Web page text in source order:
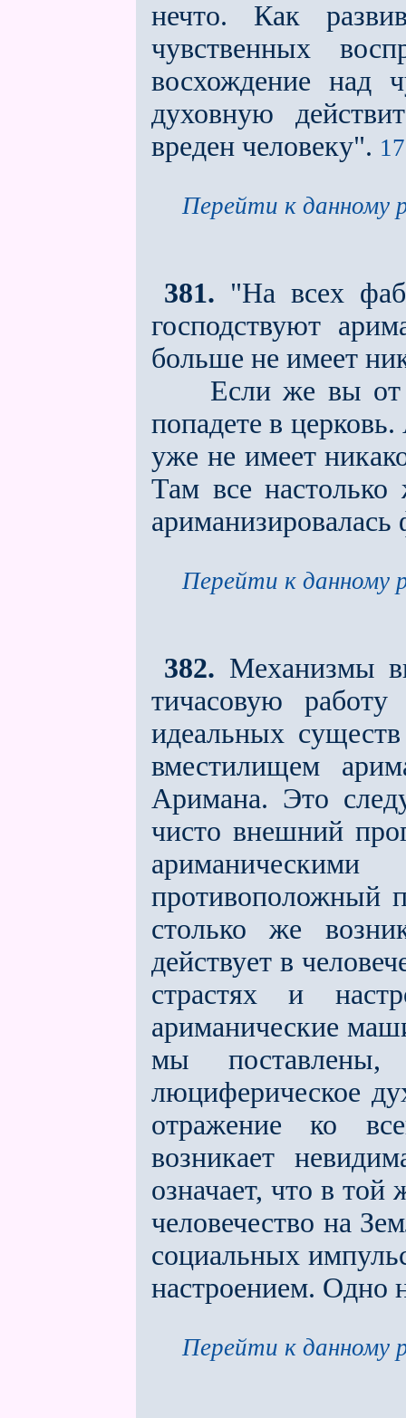
нечто. Как
чувственных
восхождение над
духовную
вреден человеку".
Перейти к данному
381. "На всех
господствуют
больше не имеет
Если же вы от
попадeте в
уже не имеет
Там все настолько
Перейти к данному
382. Механизмы
тичасовую
идеальных
вместилищем
Аримана. Это
чисто внешний
противоположный
столько же
действует в
страстях и
ариманические
мы поставлены,
люциферическое
отражение ко
возникает
означает, что в
человечество на
социальных
настроением. Одно
Перейти к данному